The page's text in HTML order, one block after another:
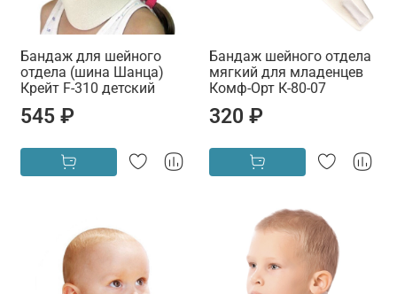
Бандаж для шейного
отдела (шина Шанца)
Крейт F-310 детский
545 ₽
Бандаж шейного отдела
мягкий для младенцев
Комф-Орт К-80-07
320 ₽